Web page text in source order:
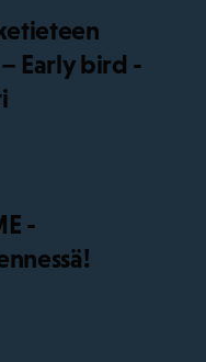
Early bird -
-